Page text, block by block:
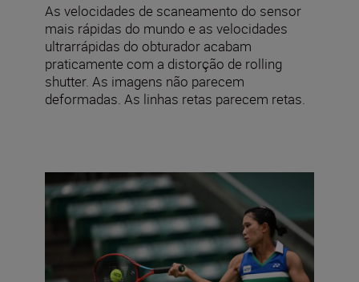
As velocidades de scaneamento do sensor
mais rápidas do mundo e as velocidades
ultrarrápidas do obturador acabam
praticamente com a distorção de rolling
shutter. As imagens não parecem
deformadas. As linhas retas parecem retas.